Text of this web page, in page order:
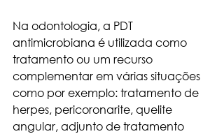
Na odontologia, a PDT
antimicrobiana é utilizada como
tratamento ou um recurso
complementar em várias situações
como por exemplo: tratamento de
herpes, pericoronarite, quelite
angular, adjunto de tratamento